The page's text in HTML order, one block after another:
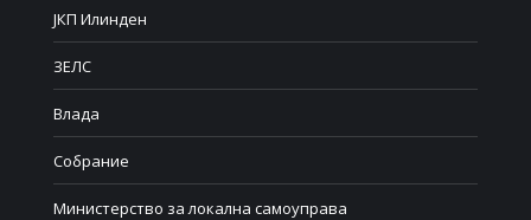
ЈКП Илинден
ЗЕЛС
Влада
Собрание
Министерство за локална самоуправа